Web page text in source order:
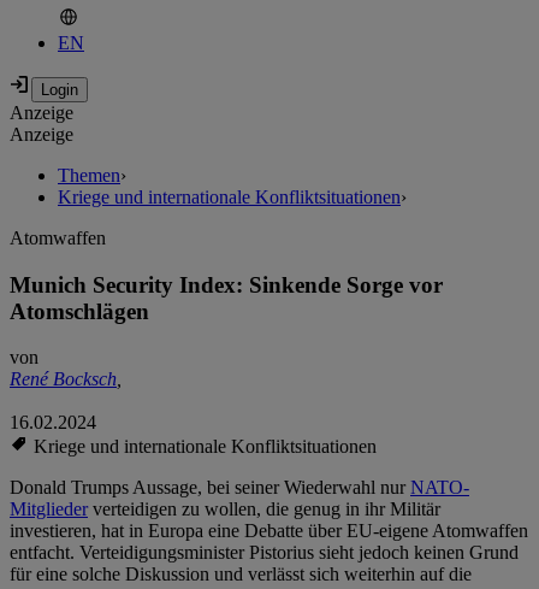
EN
Anzeige
Anzeige
Themen›
Kriege und internationale Konfliktsituationen›
Atomwaffen
Munich Security Index: Sinkende Sorge vor
Atomschlägen
von
René Bocksch,
16.02.2024
Kriege und internationale Konfliktsituationen
Donald Trumps Aussage, bei seiner Wiederwahl nurNATO-
Mitgliederverteidigen zu wollen, die genug in ihr Militär
investieren, hat in Europa eine Debatte über EU-eigene Atomwaffen
entfacht. Verteidigungsminister Pistorius sieht jedoch keinen Grund
für eine solche Diskussion und verlässt sich weiterhin auf die